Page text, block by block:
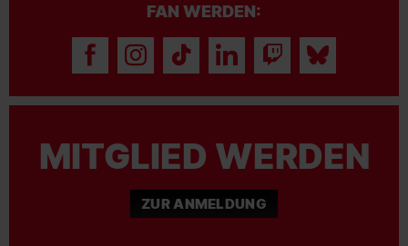
FAN WERDEN:
MITGLIED WERDEN
ZUR ANMELDUNG